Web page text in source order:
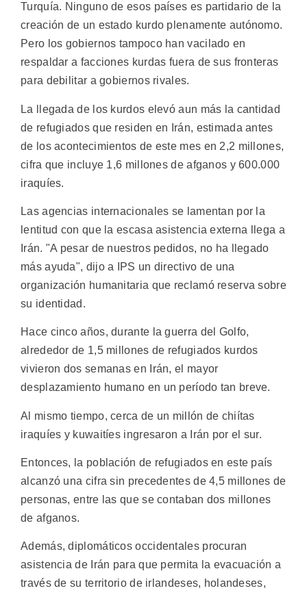
Turquía. Ninguno de esos países es partidario de la
creación de un estado kurdo plenamente autónomo.
Pero los gobiernos tampoco han vacilado en
respaldar a facciones kurdas fuera de sus fronteras
para debilitar a gobiernos rivales.
La llegada de los kurdos elevó aun más la cantidad
de refugiados que residen en Irán, estimada antes
de los acontecimientos de este mes en 2,2 millones,
cifra que incluye 1,6 millones de afganos y 600.000
iraquíes.
Las agencias internacionales se lamentan por la
lentitud con que la escasa asistencia externa llega a
Irán. "A pesar de nuestros pedidos, no ha llegado
más ayuda", dijo a IPS un directivo de una
organización humanitaria que reclamó reserva sobre
su identidad.
Hace cinco años, durante la guerra del Golfo,
alrededor de 1,5 millones de refugiados kurdos
vivieron dos semanas en Irán, el mayor
desplazamiento humano en un período tan breve.
Al mismo tiempo, cerca de un millón de chiítas
iraquíes y kuwaitíes ingresaron a Irán por el sur.
Entonces, la población de refugiados en este país
alcanzó una cifra sin precedentes de 4,5 millones de
personas, entre las que se contaban dos millones
de afganos.
Además, diplomáticos occidentales procuran
asistencia de Irán para que permita la evacuación a
través de su territorio de irlandeses, holandeses,